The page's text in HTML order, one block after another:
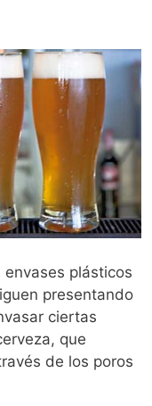
plásticos
presentando
ciertas
que
de los poros